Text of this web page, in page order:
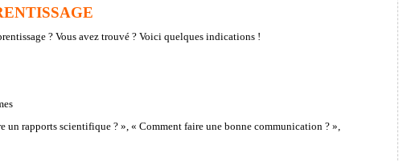
? Vous avez trouvé ? Voici quelques indications !
rapports scientifique ? », « Comment faire une bonne communication ? »,